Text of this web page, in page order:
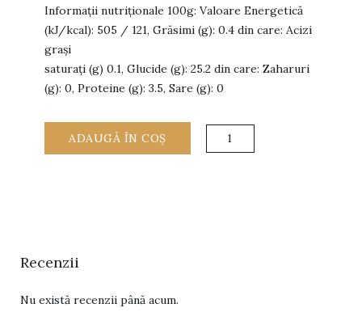
Informații nutriționale 100g: Valoare Energetică
(kJ/kcal): 505 / 121, Grăsimi (g): 0.4 din care: Acizi
grași
saturați (g) 0.1, Glucide (g): 25.2 din care: Zaharuri
(g): 0, Proteine (g): 3.5, Sare (g): 0
ADAUGĂ ÎN COȘ
Cantitate
Recenzii
Nu există recenzii până acum.